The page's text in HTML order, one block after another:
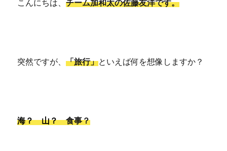
こんにちは、チーム加和太の佐藤友洋です。
突然ですが、「旅行」といえば何を想像しますか？
海？ 山？食事？